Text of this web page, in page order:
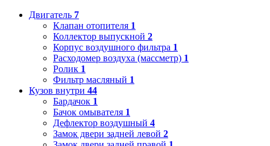
Двигатель 7
Клапан отопителя 1
Коллектор выпускной 2
Корпус воздушного фильтра 1
Расходомер воздуха (массметр) 1
Ролик 1
Фильтр масляный 1
Кузов внутри 44
Бардачок 1
Бачок омывателя 1
Дефлектор воздушный 4
Замок двери задней левой 2